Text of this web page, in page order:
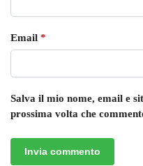
Email *
Salva il mio nome, email e
prossima volta che